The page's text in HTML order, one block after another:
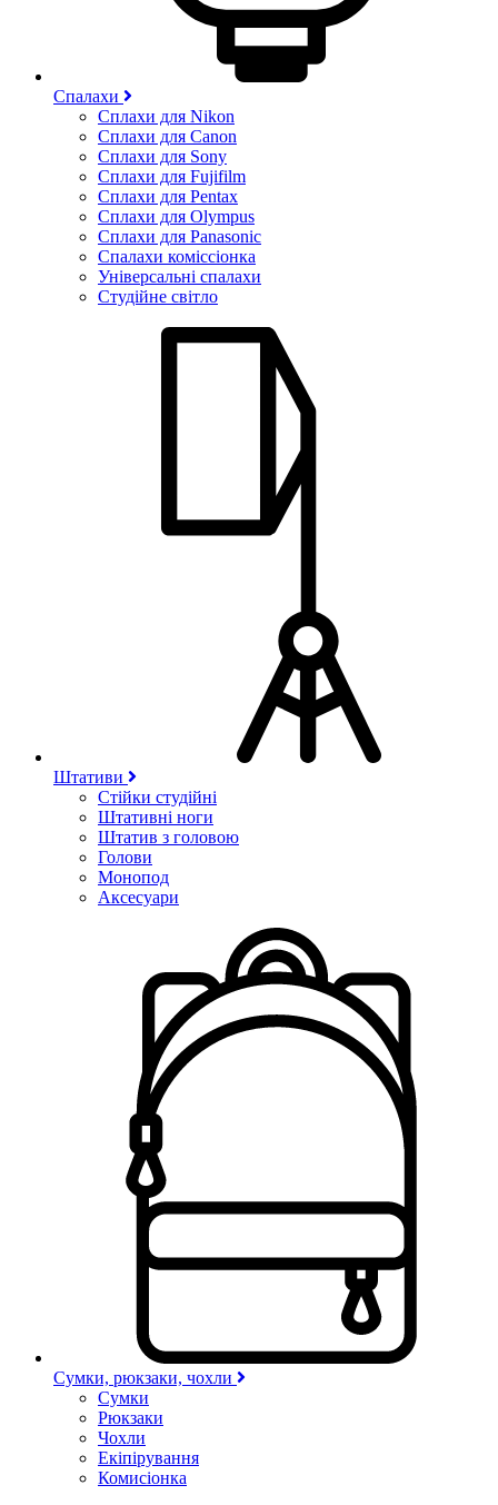
Спалахи
Сплахи для Nikon
Сплахи для Canon
Сплахи для Sony
Сплахи для Fujifilm
Сплахи для Pentax
Сплахи для Olympus
Сплахи для Panasonic
Спалахи коміссіонка
Універсальні спалахи
Студійне світло
Штативи
Стійки студійні
Штативні ноги
Штатив з головою
Голови
Монопод
Аксесуари
Сумки, рюкзаки, чохли
Сумки
Рюкзаки
Чохли
Екіпірування
Комисіонка